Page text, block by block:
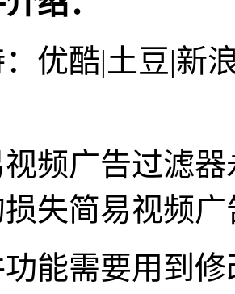
酷|土豆|新浪
广告过滤器
失简易视频
需要用到修